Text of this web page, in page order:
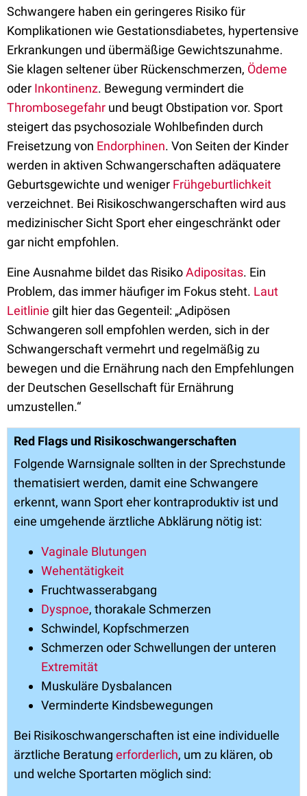
Schwangere haben ein geringeres Risiko für
Komplikationen wie Gestationsdiabetes, hypertensive
Erkrankungen und übermäßige Gewichtszunahme.
Sie klagen seltener über Rückenschmerzen, Ödeme
oder Inkontinenz. Bewegung vermindert die
Thrombosegefahr und beugt Obstipation vor. Sport
steigert das psychosoziale Wohlbefinden durch
Freisetzung von Endorphinen. Von Seiten der Kinder
werden in aktiven Schwangerschaften adäquatere
Geburtsgewichte und weniger Frühgeburtlichkeit
verzeichnet. Bei Risikoschwangerschaften wird aus
medizinischer Sicht Sport eher eingeschränkt oder
gar nicht empfohlen.
Eine Ausnahme bildet das RisikoAdipositas. Ein
Problem, das immer häufiger im Fokus steht. Laut
Leitlinie gilt hier das Gegenteil: „Adipösen
Schwangeren soll empfohlen werden, sich in der
Schwangerschaft vermehrt und regelmäßig zu
bewegen und die Ernährung nach den Empfehlungen
der Deutschen Gesellschaft für Ernährung
umzustellen.“
Red Flags und Risikoschwangerschaften
Folgende Warnsignale sollten in der Sprechstunde
thematisiert werden, damit eine Schwangere
erkennt, wann Sport eher kontraproduktiv ist und
eine umgehende ärztliche Abklärung nötig ist:
Vaginale Blutungen
Wehentätigkeit
Fruchtwasserabgang
Dyspnoe, thorakale Schmerzen
Schwindel, Kopfschmerzen
Schmerzen oder Schwellungen der unteren
Extremität
Muskuläre Dysbalancen
Verminderte Kindsbewegungen
Bei Risikoschwangerschaften ist eine individuelle
ärztliche Beratung erforderlich, um zu klären, ob
und welche Sportarten möglich sind: